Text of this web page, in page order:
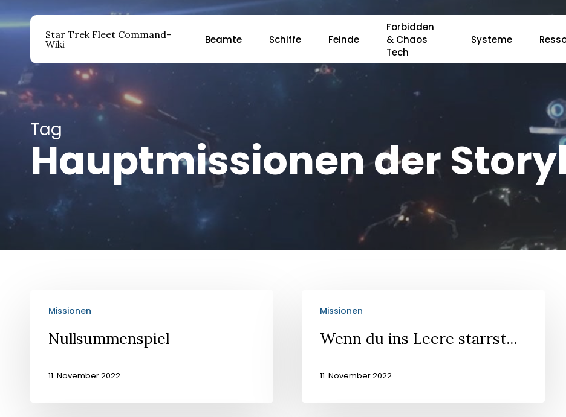
Hauptinhalt
Drücken Sie die Eingabetaste, um zu suchen oder ESC, um zu schließen.
Star Trek Fleet Command-
Wiki
Beamte Schiffe Feinde
Forbidden
& Chaos
Tech
Systeme
Tag
Hauptmissionen der
Missionen
Nullsummenspiel
11. November 2022
Leere
Missionen
Wenn du ins Leere starrst...
11. November 2022